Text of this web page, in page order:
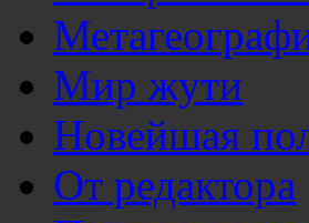
Мир жути
Новейшая
От редактора